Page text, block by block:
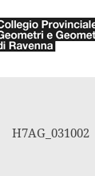
H7AG_031002